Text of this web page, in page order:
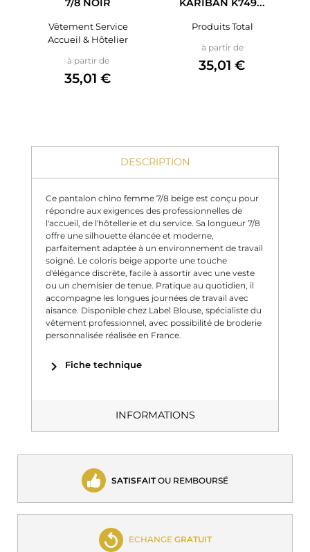
Vêtement Service
Accueil & Hôtelier
à partir dePrix
35,01 €
Produits Total
à partir dePrix
35,01 €
DESCRIPTION
Ce pantalon chino femme 7/8 beige est conçu pour
répondre aux exigences des professionnelles de
l'accueil, de l'hôtellerie et du service. Sa longueur 7/8
offre une silhouette élancée et moderne,
parfaitement adaptée à un environnement de travail
soigné. Le coloris beige apporte une touche
d'élégance discrète, facile à assortir avec une veste
ou un chemisier de tenue. Pratique au quotidien, il
accompagne les longues journées de travail avec
aisance. Disponible chez Label Blouse, spécialiste du
vêtement professionnel, avec possibilité de broderie
personnalisée réalisée en France.
chevron_right Fiche technique
INFORMATIONS
SATISFAITOU REMBOURSÉ
ECHANGE GRATUIT